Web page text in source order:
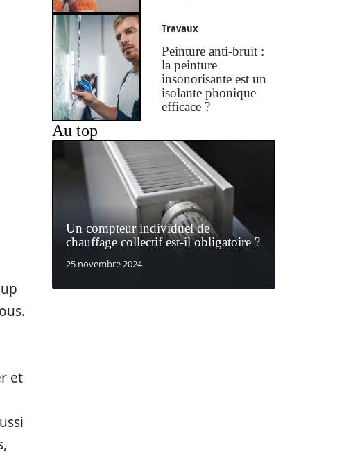
et
Travaux
Peinture anti-bruit :
la peinture
insonorisante est un
isolante phonique
efficace ?
Au top
Un compteur individuel de
chauffage collectif est-il obligatoire ?
25 novembre 2024